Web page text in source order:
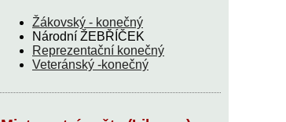
Žákovský - konečný
Národní ŽEBŘÍČEK
Reprezentační konečný
Veteránský -konečný